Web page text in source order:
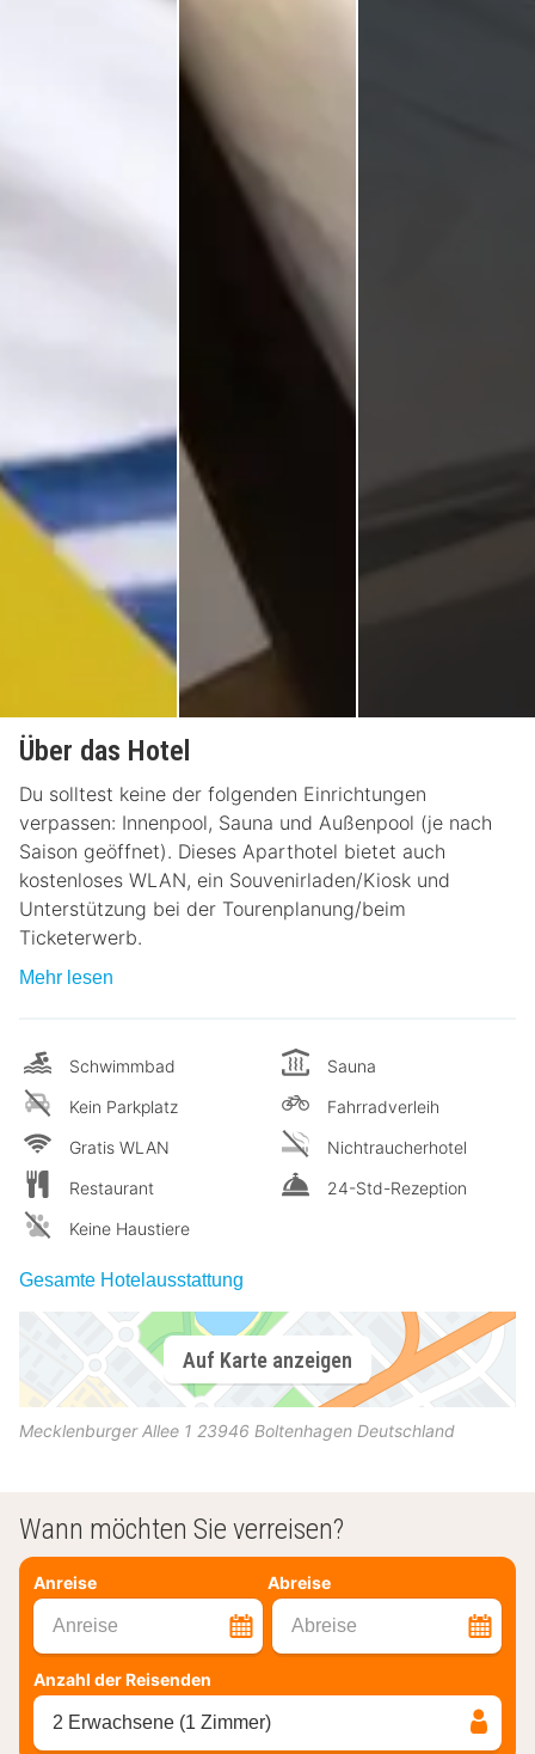
Über das Hotel
Du solltest keine der folgenden Einrichtungen
verpassen: Innenpool, Sauna und Außenpool (je nach
Saison geöffnet). Dieses Aparthotel bietet auch
kostenloses WLAN, ein Souvenirladen/Kiosk und
Unterstützung bei der Tourenplanung/beim
Ticketerwerb.
Mehr lesen
Schwimmbad
Kein Parkplatz
Gratis WLAN
Restaurant
Keine Haustiere
Sauna
Fahrradverleih
Nichtraucherhotel
24-Std-Rezeption
Gesamte Hotelausstattung
Auf Karte anzeigen
Mecklenburger Allee 1 23946 Boltenhagen Deutschland
Wann möchten Sie verreisen?
Anreise Abreise
Anreise Abreise
Anzahl der Reisenden
2 Erwachsene (1 Zimmer)